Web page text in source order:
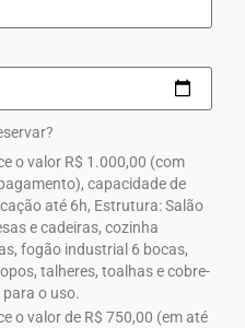
o valor R$ 1.000,00 (com
capacidade de
até 6h, Estrutura: Salão
e cadeiras, cozinha
fogão industrial 6 bocas,
talheres, toalhas e cobre-
o uso.
o valor de R$ 750,00 (em até